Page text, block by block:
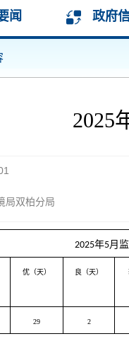
闻 政府
2025
局双柏分局
2025年5月
优（天） 良（天）
29 2